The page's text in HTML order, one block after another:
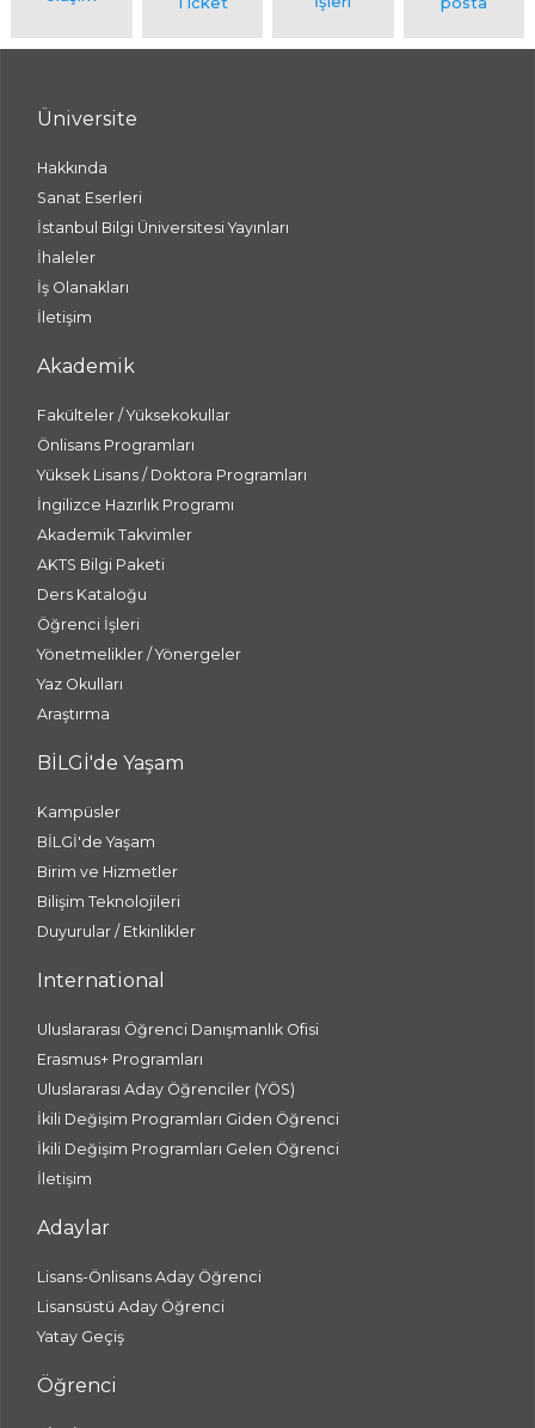
Üniversite
Hakkında
Sanat Eserleri
İstanbul Bilgi Üniversitesi Yayınları
İhaleler
İş Olanakları
İletişim
Akademik
Fakülteler / Yüksekokullar
Önlisans Programları
Yüksek Lisans / Doktora Programları
İngilizce Hazırlık Programı
Akademik Takvimler
AKTS Bilgi Paketi
Ders Kataloğu
Öğrenci İşleri
Yönetmelikler / Yönergeler
Yaz Okulları
Araştırma
BİLGİ'de Yaşam
Kampüsler
BİLGİ'de Yaşam
Birim ve Hizmetler
Bilişim Teknolojileri
Duyurular / Etkinlikler
International
Uluslararası Öğrenci Danışmanlık Ofisi
Erasmus+ Programları
Uluslararası Aday Öğrenciler (YÖS)
İkili Değişim Programları Giden Öğrenci
İkili Değişim Programları Gelen Öğrenci
İletişim
Adaylar
Lisans-Önlisans Aday Öğrenci
Lisansüstü Aday Öğrenci
Yatay Geçiş
Öğrenci